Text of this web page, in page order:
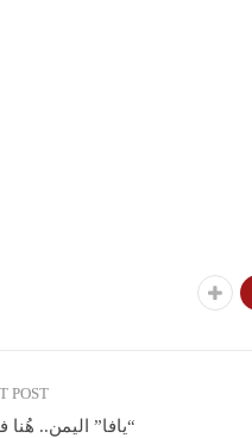
POST
“يافا” اليمن..